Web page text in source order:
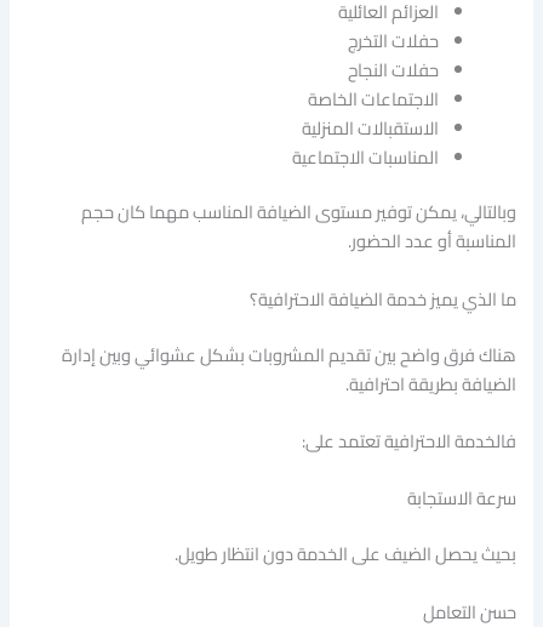
العزائم العائلية
حفلات التخرج
حفلات النجاح
الاجتماعات الخاصة
الاستقبالات المنزلية
المناسبات الاجتماعية
وبالتالي، يمكن توفير مستوى الضيافة المناسب مهما كان حجم
المناسبة أو عدد الحضور.
ما الذي يميز خدمة الضيافة الاحترافية؟
هناك فرق واضح بين تقديم المشروبات بشكل عشوائي وبين إدارة
الضيافة بطريقة احترافية.
فالخدمة الاحترافية تعتمد على:
سرعة الاستجابة
بحيث يحصل الضيف على الخدمة دون انتظار طويل.
حسن التعامل